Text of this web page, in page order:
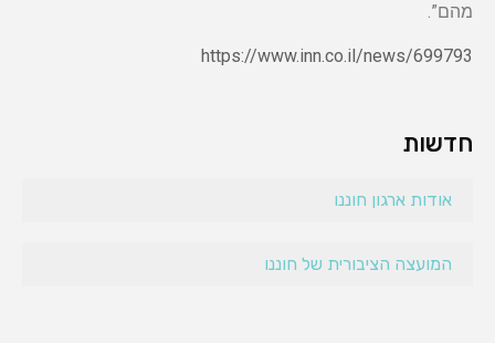
חדשות
אודות ארגון חוננו
המועצה הציבורית של חוננו
מהם”.
https://www.inn.co.il/news/699793